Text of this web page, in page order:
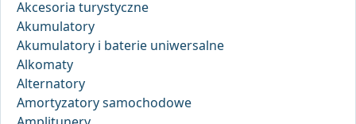
Akcesoria turystyczne
Akumulatory
Akumulatory i baterie uniwersalne
Alkomaty
Alternatory
Amortyzatory samochodowe